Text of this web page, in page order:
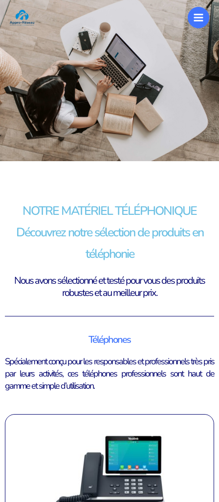
NOTRE MATÉRIEL TÉLÉPHONIQUE
Découvrez notre sélection de produits en
téléphonie
Nous avons sélectionné et testé pour vous des produits
robustes et au meilleur prix.
Téléphones
Spécialement conçu pour les responsables et professionnels très pris
par leurs activités, ces téléphones professionnels sont haut de
gamme et simple d’utilisation.